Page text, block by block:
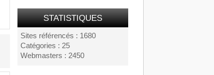
STATISTIQUES
Sites référencés : 1680
Catégories : 25
Webmasters : 2450